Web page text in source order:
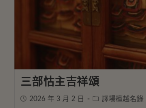
三部怙主吉祥頌
2026 年 3 月 2 日 譯場檀越名錄